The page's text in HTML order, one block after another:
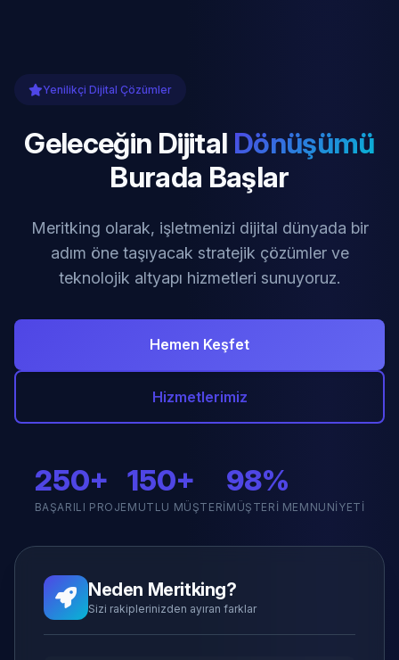
Yenilikçi Dijital Çözümler
Geleceğin Dijital Dönüşümü
Burada Başlar
Meritking olarak, işletmenizi dijital dünyada bir
adım öne taşıyacak stratejik çözümler ve
teknolojik altyapı hizmetleri sunuyoruz.
Hemen Keşfet
Hizmetlerimiz
250+
BAŞARILI PROJE
150+
MUTLU MÜŞTERI
98%
MÜŞTERI MEMNUNIYETI
Neden Meritking?
Sizi rakiplerinizden ayıran farklar